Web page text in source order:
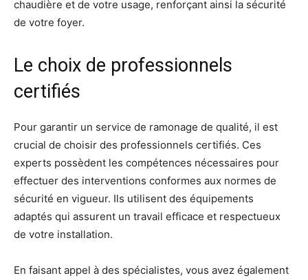
chaudière et de votre usage, renforçant ainsi la sécurité
de votre foyer.
Le choix de professionnels
certifiés
Pour garantir un service de ramonage de qualité, il est
crucial de choisir des professionnels certifiés. Ces
experts possèdent les compétences nécessaires pour
effectuer des interventions conformes aux normes de
sécurité en vigueur. Ils utilisent des équipements
adaptés qui assurent un travail efficace et respectueux
de votre installation.
En faisant appel à des spécialistes, vous avez également